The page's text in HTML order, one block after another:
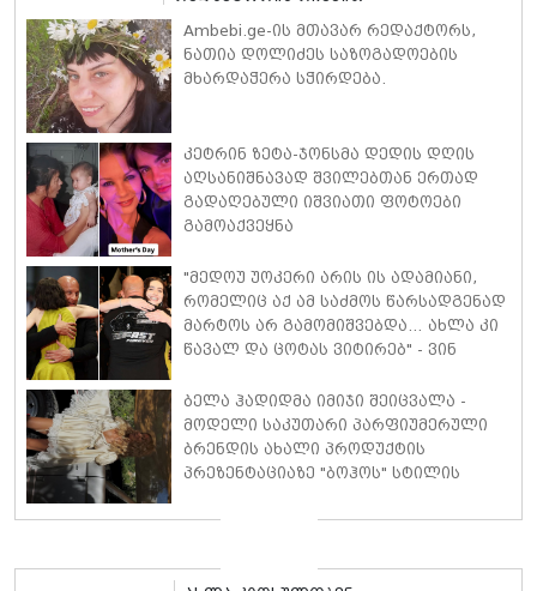
Ambebi.ge-ის მთავარ რედაქტორს,
ნათია დოლიძეს საზოგადოების
მხარდაჭერა სჭირდება.
კეტრინ ზეტა-ჯონსმა დედის დღის
აღსანიშნავად შვილებთან ერთად
გადაღებული იშვიათი ფოტოები
გამოაქვეყნა
"მედოუ უოკერი არის ის ადამიანი,
რომელიც აქ ამ საძმოს წარსადგენად
მარტოს არ გამომიშვებდა… ახლა კი
წავალ და ცოტას ვიტირებ" - ვინ
პოლ უოკერის ქალიშვილს ემოციური
სიტყვებით მიმართავს
ბელა ჰადიდმა იმიჯი შეიცვალა -
მოდელი საკუთარი პარფიუმერული
ბრენდის ახალი პროდუქტის
პრეზენტაციაზე "ბოჰოს" სტილის
მინიკაბით გამოჩნდა